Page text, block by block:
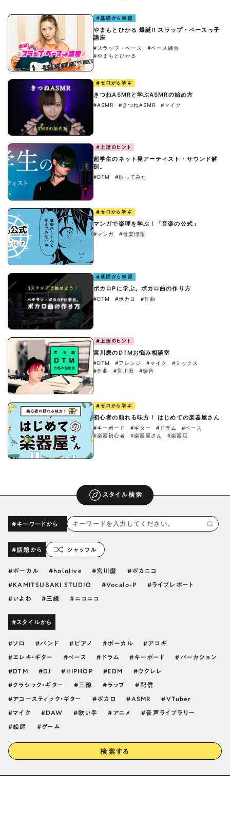
#基礎から練習
やまもとひかる 爆誕!! スラップ・ベースっ子
講座
#スラップ・ベース
#ベース練習
#やまもとひかる
#ゼロから学ぶ
きつねASMRと学ぶASMRの始め方
#ASMR #きつねASMR #マイク
#上達のヒント
超学生のネット発アーティスト・サウンド解
剖。
#DTM #歌ってみた
#ゼロから学ぶ
マンガで楽理を学ぶ！「音楽の公式」
#マンガ #音楽理論
#基礎から練習
ボカロPに学ぶ。ボカロ曲の作り方
#DTM #ボカロ #作曲
#上達のヒント
宮川麿のDTMお悩み相談室
#DTM #アレンジ #マイク
#ミックス
#作曲
#宮川麿 #録音
#ゼロから学ぶ
初心者の頼れる味方！ はじめての楽器屋さん
#キーボード #ギター #ドラム
#ベース
#楽器初心者
#楽器屋さん #楽器店
スタイル検索
#キーワードから
#話題から シャッフル
ボーカル hololive 宮川麿 ボカニコ
KAMITSUBAKI STUDIO Vocalo-P ライブレポート
いよわ 三線 ニコニコ
#スタイルから
ソロ バンド ピアノ ボーカル アコギ
エレキ・ギター ベース ドラム キーボード パーカション
DTM DJ HIPHOP EDM ウクレレ
クラシック・ギター 三線 ラップ 配信
アコースティック・ギター ボカロ ASMR VTuber
マイク DAW 歌い手 アニメ 音声ライブラリー
絵師 ゲーム
検索する